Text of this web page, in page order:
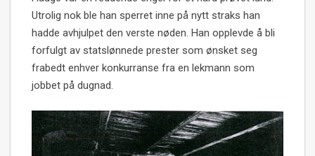
Utrolig nok ble han sperret inne på nytt straks han
hadde avhjulpet den verste nøden. Han opplevde å bli
forfulgt av statslønnede prester som ønsket seg
frabedt enhver konkurranse fra en lekmann som
jobbet på dugnad.